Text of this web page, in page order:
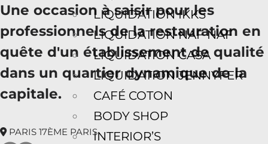
LIQUIDATION IKKS
LIQUIDATION NAF NAF
LIQUIDATION CASA
LIQUIDATION JENNYFER
CAFÉ COTON
BODY SHOP
INTERIOR’S
Une occasion à saisir pour les
professionnels de la restauration en
quête d'un établissement de qualité
dans un quartier dynamique de la
capitale.
PARIS 17ÈME PARIS